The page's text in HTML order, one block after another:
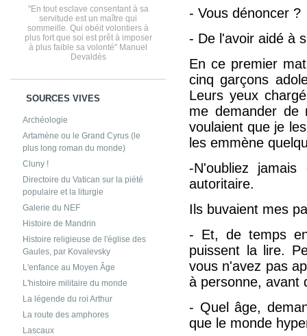
"En tout esclave consentant à sa
servitude est un maître qui
sommeille. Qui obéit volontiers à
plus fort que soi est prêt à imposer
à plus faible sa volonté" Manuel
Devaldès
SOURCES VIVES
Archéologie
Artamène ou le Grand Cyrus (le
plus long roman du monde)
Cluny !
Directoire du Vatican sur la piété
populaire et la liturgie
Galerie du NEF
Histoire de Mandrin
Histoire religieuse de l'église des
Gaules, par Kovalevsky
L'enfance au Moyen Âge
L'histoire militaire du monde
La légende du roi Arthur
La route des amphores
Lascaux
- Vous dénoncer ?
- De l'avoir aidé à
En ce premier
cinq garçons
Leurs yeux
me demander de
voulaient que je
les emmène
-N'oubliez
autoritaire.
Ils buvaient mes
- Et, de temps
puissent la lire.
vous n'avez pas
à personne, avant
- Quel âge,
que le monde